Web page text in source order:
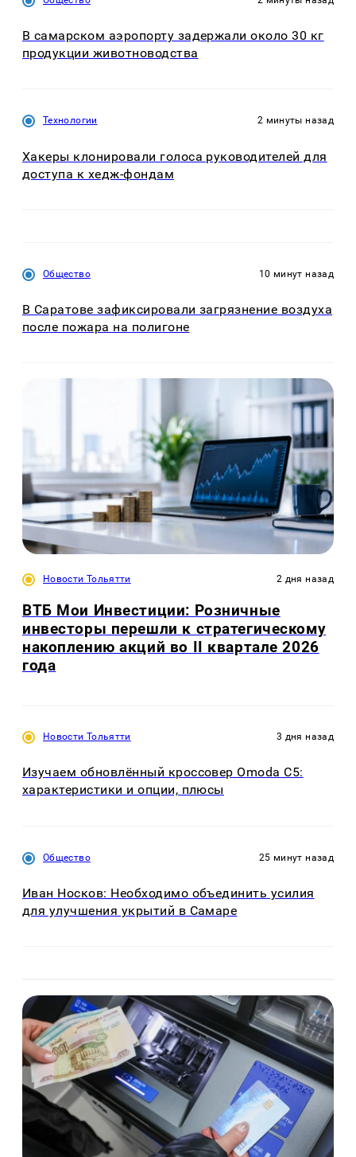
В самарском аэропорту задержали около 30 кг
продукции животноводства
Технологии 2 минуты назад
Хакеры клонировали голоса руководителей для
доступа к хедж-фондам
Общество 10 минут назад
В Саратове зафиксировали загрязнение воздуха
после пожара на полигоне
Новости Тольятти 2 дня назад
ВТБ Мои Инвестиции: Розничные
инвесторы перешли к стратегическому
накоплению акций во II квартале 2026
года
Новости Тольятти 3 дня назад
Изучаем обновлённый кроссовер Omoda C5:
характеристики и опции, плюсы
Общество 25 минут назад
Иван Носков: Необходимо объединить усилия
для улучшения укрытий в Самаре